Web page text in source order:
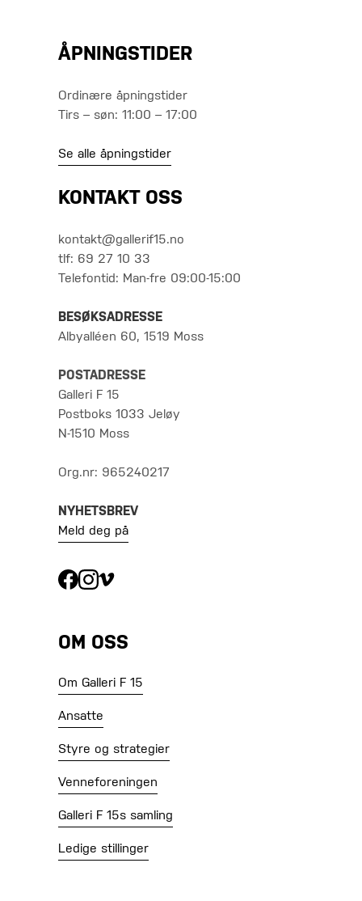
ÅPNINGSTIDER
Ordinære åpningstider
Tirs – søn: 11:00 – 17:00
Se alle åpningstider
KONTAKT OSS
kontakt@gallerif15.no
tlf: 69 27 10 33
Telefontid: Man-fre 09:00-15:00
BESØKSADRESSE
Albyalléen 60, 1519 Moss
POSTADRESSE
Galleri F 15
Postboks 1033 Jeløy
N-1510 Moss
Org.nr: 965240217
NYHETSBREV
Meld deg på
OM OSS
Om Galleri F 15
Ansatte
Styre og strategier
Venneforeningen
Galleri F 15s samling
Ledige stillinger